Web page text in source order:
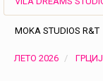
MOKA STUDIOS R&T
ЛЕТО 2026